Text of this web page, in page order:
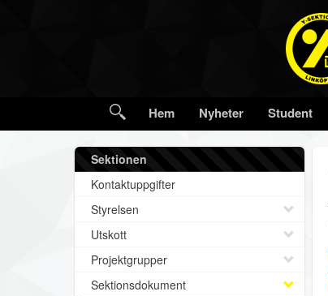
Hem Nyheter Student
Sektionen
Kontaktuppgifter
Styrelsen
Utskott
Projektgrupper
Sektionsdokument